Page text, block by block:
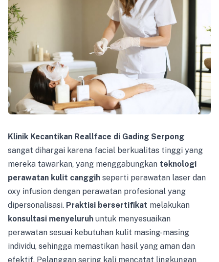
Klinik Kecantikan Reallface di Gading Serpong
sangat dihargai karena facial berkualitas tinggi yang
mereka tawarkan, yang menggabungkan teknologi
perawatan kulit canggih seperti perawatan laser dan
oxy infusion dengan perawatan profesional yang
dipersonalisasi. Praktisi bersertifikat melakukan
konsultasi menyeluruh untuk menyesuaikan
perawatan sesuai kebutuhan kulit masing-masing
individu, sehingga memastikan hasil yang aman dan
efektif. Pelanggan sering kali mencatat lingkungan